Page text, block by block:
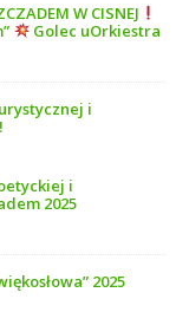
W CISNEJ
Golec uOrkiestra
i
i
2025
2025